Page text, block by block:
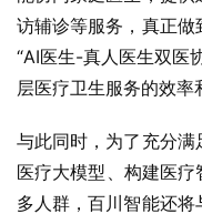
访辅诊等服务，真正做
“AI医生-真人医生双医
层医疗卫生服务的效率
与此同时，为了充分
医疗大模型、构建医
多人群，百川智能还